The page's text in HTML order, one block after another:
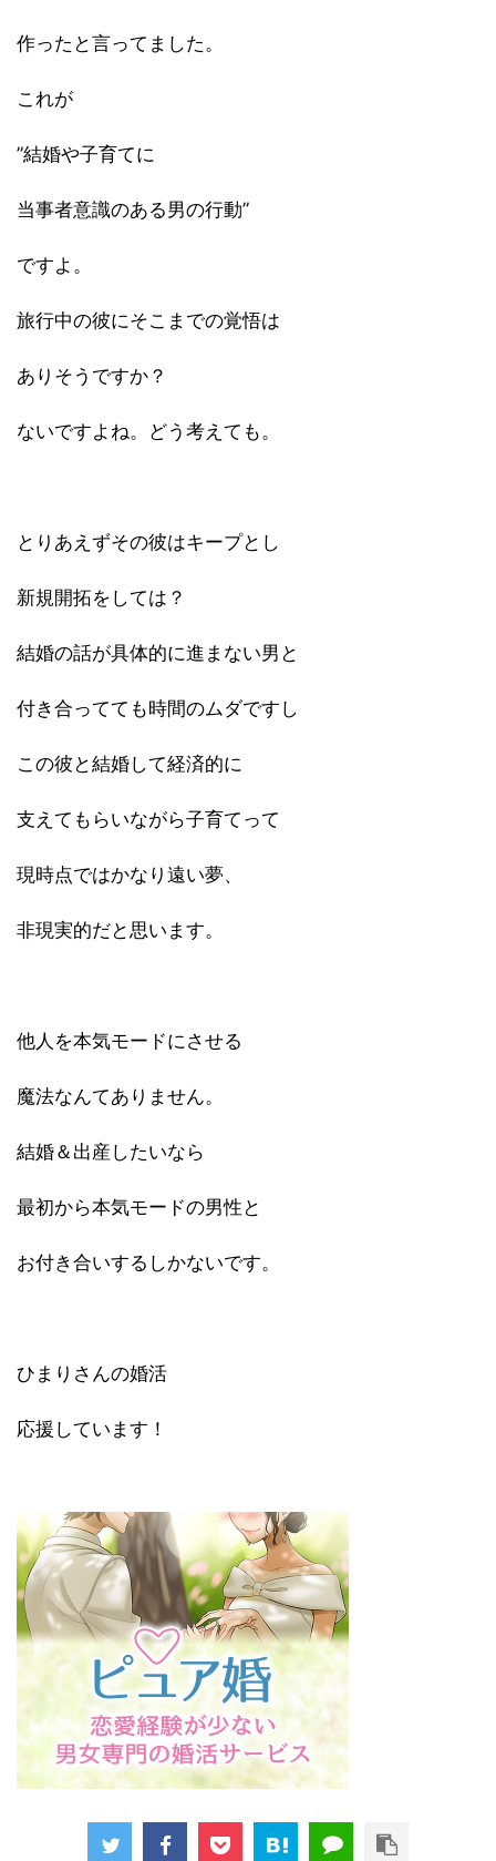
作ったと言ってました。
これが
”結婚や子育てに
当事者意識のある男の行動”
ですよ。
旅行中の彼にそこまでの覚悟は
ありそうですか？
ないですよね。どう考えても。
とりあえずその彼はキープとし
新規開拓をしては？
結婚の話が具体的に進まない男と
付き合ってても時間のムダですし
この彼と結婚して経済的に
支えてもらいながら子育てって
現時点ではかなり遠い夢、
非現実的だと思います。
他人を本気モードにさせる
魔法なんてありません。
結婚＆出産したいなら
最初から本気モードの男性と
お付き合いするしかないです。
ひまりさんの婚活
応援しています！